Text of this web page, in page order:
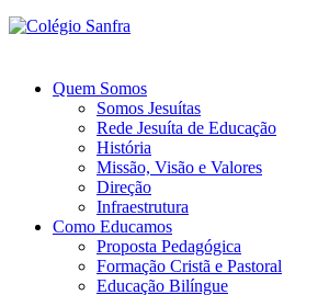
Quem Somos
Somos Jesuítas
Rede Jesuíta de Educação
História
Missão, Visão e Valores
Direção
Infraestrutura
Como Educamos
Proposta Pedagógica
Formação Cristã e Pastoral
Educação Bilíngue